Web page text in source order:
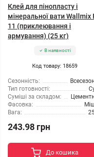
Клей для пінопласту і
мінеральної вати Wallmix
11 (приклеювання і
армування) (25 кг)
В наявності
Код товару: 18659
Сезонність:
Тип готовності:
Суміші за складом:
Фасовка:
Вага:
243.98 грн
До кошика